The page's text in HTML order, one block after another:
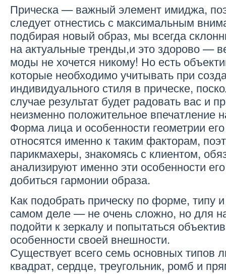
Прическа — важный элемент имиджа,
следует отнестись с максимальным
подбирая новый образ, мы всегда
на актуальные тренды,и это здорово —
моды не хочется никому! Но есть
которые необходимо учитывать при
индивидуального стиля в прическе,
случае результат будет радовать вас и
неизменно положительное впечатление
Форма лица и особенности геометрии
относятся именно к таким факторам,
парикмахеры, знакомясь с клиентом,
анализируют именно эти особенности
добиться гармонии образа.
Как подобрать прическу по форме, типу
самом деле — не очень сложно, но для
подойти к зеркалу и попытаться
особенности своей внешности.
Существует всего семь основных типов
квадрат, сердце, треугольник, ромб и